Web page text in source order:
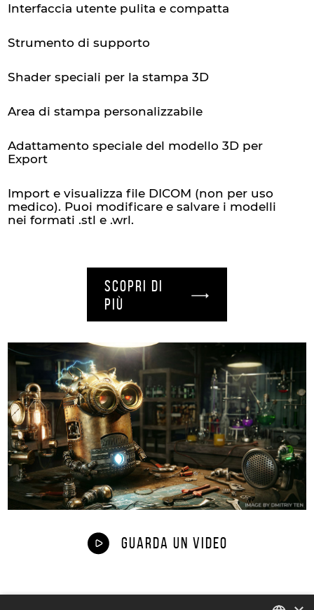
GUARDA UN VIDEO
Interfaccia utente pulita e compatta
Strumento di supporto
Shader speciali per la stampa 3D
Area di stampa personalizzabile
Adattamento speciale del modello 3D per
Export
Import e visualizza file DICOM (non per uso
medico). Puoi modificare e salvare i modelli
nei formati .stl e .wrl.
SCOPRI DI
PIÙ